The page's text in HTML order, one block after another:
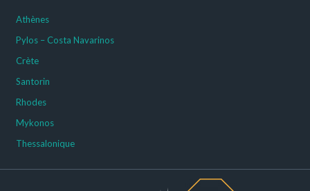
Athènes
Pylos – Costa Navarinos
Crète
Santorin
Rhodes
Mykonos
Thessalonique